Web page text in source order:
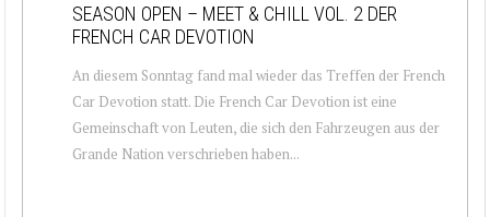
SEASON OPEN – MEET & CHILL VOL. 2 DER
FRENCH CAR DEVOTION
An diesem Sonntag fand mal wieder das Treffen der French
Car Devotion statt. Die French Car Devotion ist eine
Gemeinschaft von Leuten, die sich den Fahrzeugen aus der
Grande Nation verschrieben haben...